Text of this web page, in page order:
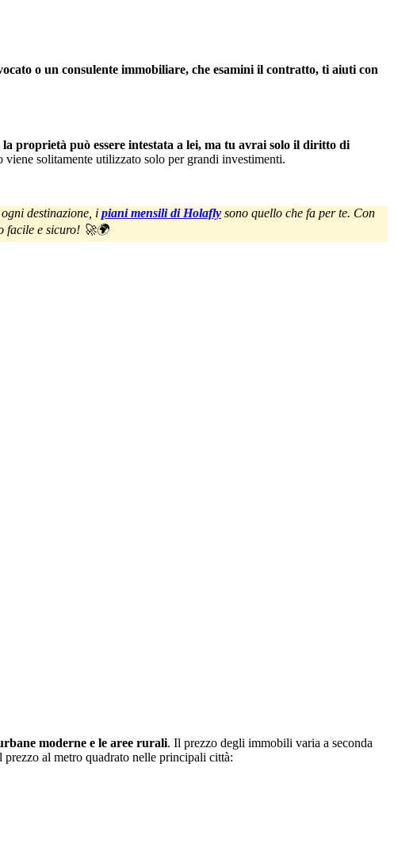
o un consulente immobiliare, che esamini il contratto, ti aiuti con
proprietà può essere intestata a lei, ma tu avrai solo il diritto di
solitamente utilizzato solo per grandi investimenti.
destinazione, i piani mensili di Holafly sono quello che fa per te. Con
facile e sicuro! 🚀🌍
moderne e le aree rurali. Il prezzo degli immobili varia a seconda
al metro quadrato nelle principali città: